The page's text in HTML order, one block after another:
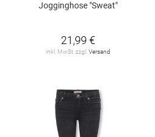
Jogginghose "Sweat"
21,99 €
inkl. MwSt. zzgl.Versand